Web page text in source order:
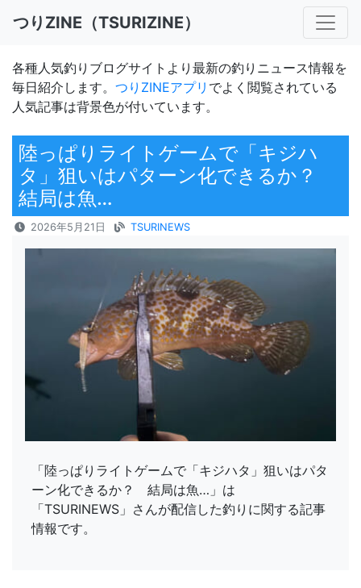
つりZINE（TSURIZINE）
各種人気釣りブログサイトより最新の釣りニュース情報を
毎日紹介します。 つりZINEアプリ でよく閲覧されている
人気記事は背景色が付いています。
陸っぱりライトゲームで「キジハ
タ」狙いはパターン化できるか？
結局は魚…
2026年5月21日 TSURINEWS
「陸っぱりライトゲームで「キジハタ」狙いはパタ
ーン化できるか？ 結局は魚…」は
「TSURINEWS」さんが配信した釣りに関する記事
情報です。